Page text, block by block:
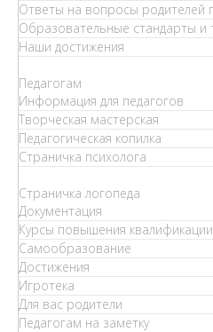
Ответы на вопросы родителей
Образовательные стандарты и
Наши достижения
Педагогам
Информация для педагогов
Творческая мастерская
Педагогическая копилка
Страничка психолога
Страничка логопеда
Документация
Курсы повышения квалификации
Самообразование
Достижения
Игротека
Для вас родители
Педагогам на заметку